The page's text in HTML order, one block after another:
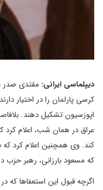
دیپلماسی ایرانی:
کرسی پارلمان را در اختیار
اپوزسیون تشکیل دهند.
عراق در همان شب، اعلام کرد
کند. وی همچنین اعلام کرد
که مسعود بارزانی، رهبر حزب
اگرچه قبول این استعفاها